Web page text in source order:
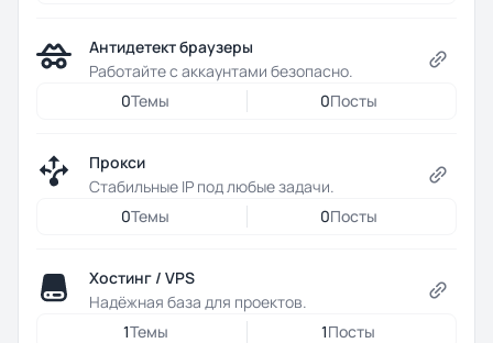
Антидетект браузеры
Работайте с аккаунтами безопасно.
0Темы 0Посты
Прокси
Стабильные IP под любые задачи.
0Темы 0Посты
Хостинг / VPS
Надёжная база для проектов.
1Темы 1Посты